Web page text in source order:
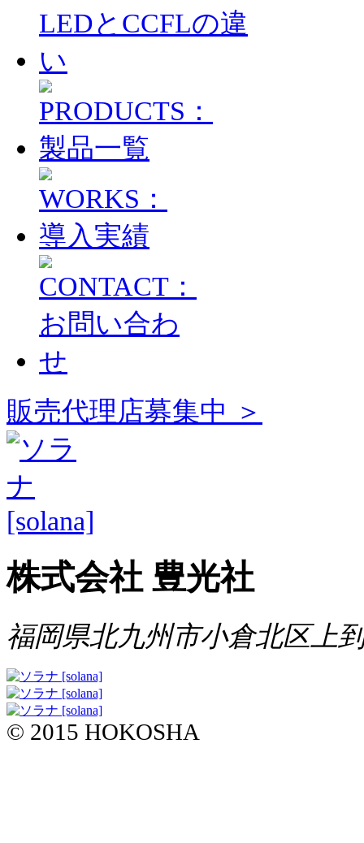
販売代理店募集中 ＞
株式会社 豊光社
福岡県北九州市小倉北区上
© 2015 HOKOSHA